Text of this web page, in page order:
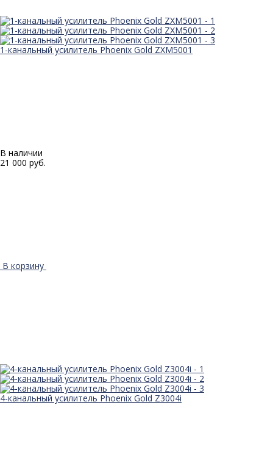
1-канальный усилитель Phoenix Gold ZXM5001
В наличии
21 000 руб.
В корзину
4-канальный усилитель Phoenix Gold Z3004i